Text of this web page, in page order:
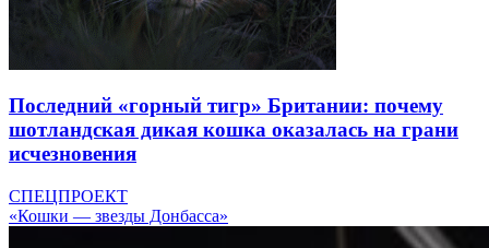
Последний «горный тигр» Британии: почему
шотландская дикая кошка оказалась на грани
исчезновения
СПЕЦПРОЕКТ
«Кошки — звезды Донбасса»